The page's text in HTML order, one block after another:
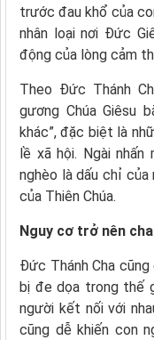
trước đau khổ của
nhân loại nơi Đức
động của lòng cảm
Theo Đức Thánh
gương Chúa Giêsu
khác”, đặc biệt là
lề xã hội. Ngài nhấn
nghèo là dấu chỉ
của Thiên Chúa.
Nguy cơ trở nên
Đức Thánh Cha
bị đe dọa trong thế
người kết nối với
cũng dễ khiến con